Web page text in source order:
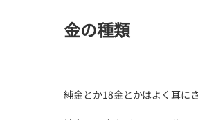
金の種類
純金とか18金とかはよく耳に